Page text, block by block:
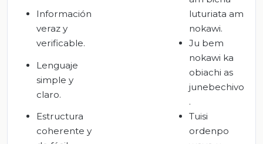
Información
veraz y
verificable.
Lenguaje
simple y
claro.
Estructura
coherente y
luturiata am
nokawi.
Ju bem
nokawi ka
obiachi as
junebechivo
.
Tuisi
ordenpo